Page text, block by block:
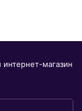
магазин